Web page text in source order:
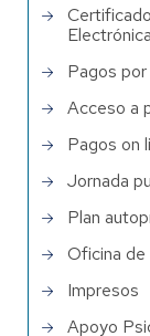
Electrónica
Pagos
Acceso a
Pagos on
Jornada
Plan
Oficina
Impresos
Apoyo